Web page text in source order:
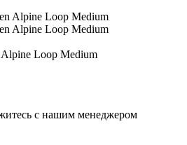
Alpine Loop Medium
с нашим менеджером